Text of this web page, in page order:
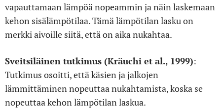
vapauttamaan lämpöä nopeammin ja näin laskemaan
kehon sisälämpötilaa. Tämä lämpötilan lasku on
merkki aivoille siitä, että on aika nukahtaa.
Sveitsiläinen tutkimus (Kräuchi et al., 1999):
Tutkimus osoitti, että käsien ja jalkojen
lämmittäminen nopeuttaa nukahtamista, koska se
nopeuttaa kehon lämpötilan laskua.